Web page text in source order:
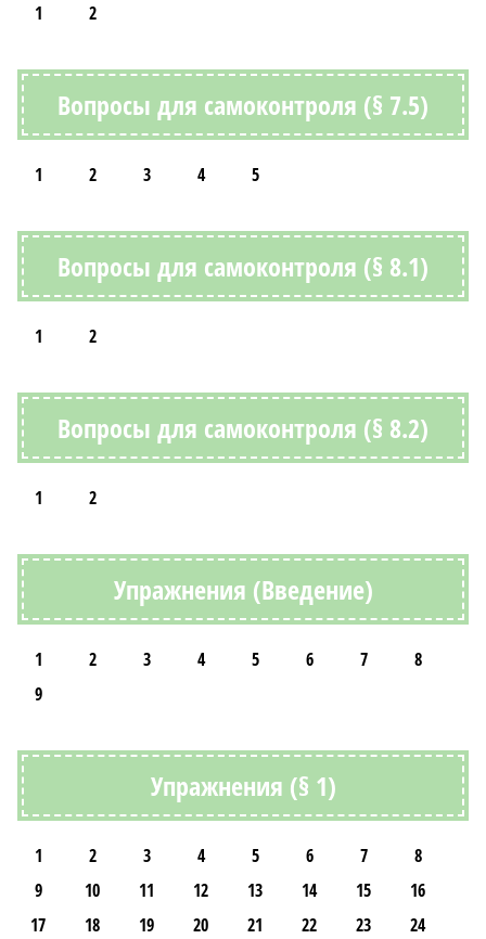
1 2
Вопросы для самоконтроля (§ 7.5)
1 2 3 4 5
Вопросы для самоконтроля (§ 8.1)
1 2
Вопросы для самоконтроля (§ 8.2)
1 2
Упражнения (Введение)
1 2 3 4 5 6 7
8
9
Упражнения (§ 1)
1 2 3 4 5 6 7
8
9
10 11 12 13 14 15
16
17
18 19 20 21 22 23
24